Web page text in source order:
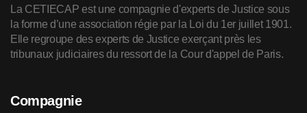
La CETIECAP est une compagnie d'experts de Justice sous
la forme d’une association régie par la Loi du 1er juillet 1901.
Elle regroupe des experts de Justice exerçant près les
tribunaux judiciaires du ressort de la Cour d'appel de Paris.
Compagnie